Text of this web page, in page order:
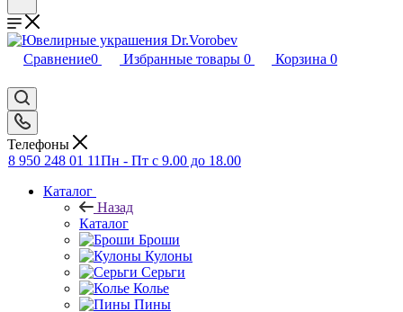
Сравнение0 Избранные товары 0 Корзина 0
Телефоны
8 950 248 01 11Пн - Пт с 9.00 до 18.00
Каталог
Назад
Каталог
Броши
Кулоны
Серьги
Колье
Пины